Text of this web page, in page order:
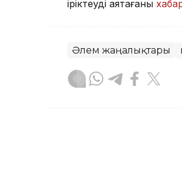
іріктеуді аяқтағаны
Әлем жаңалықтары